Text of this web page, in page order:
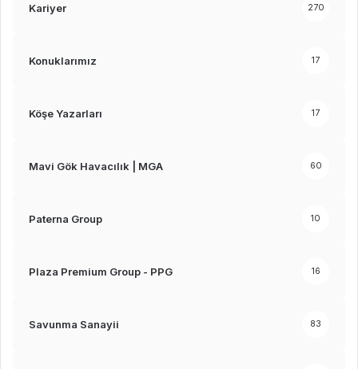
Kariyer 270
Konuklarımız 17
Köşe Yazarları 17
Mavi Gök Havacılık | MGA 60
Paterna Group 10
Plaza Premium Group - PPG 16
Savunma Sanayii 83